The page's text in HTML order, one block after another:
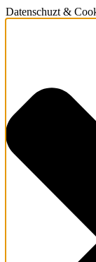
Datenschuzt &